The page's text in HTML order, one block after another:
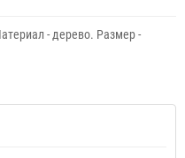
- дерево. Размер -